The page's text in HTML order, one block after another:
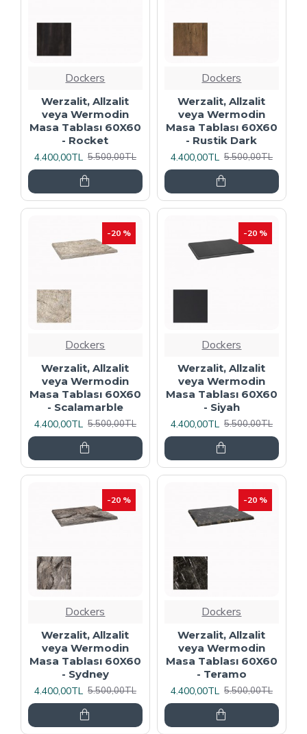
Dockers
Werzalit, Allzalit
veya Wermodin
Masa Tablası 60X60
- Rocket
4.400,00TL 5.500,00TL
Dockers
Werzalit, Allzalit
veya Wermodin
Masa Tablası 60X60
- Rustik Dark
4.400,00TL 5.500,00TL
-20 %
Dockers
Werzalit, Allzalit
veya Wermodin
Masa Tablası 60X60
- Scalamarble
4.400,00TL 5.500,00TL
-20 %
Dockers
Werzalit, Allzalit
veya Wermodin
Masa Tablası 60X60
- Siyah
4.400,00TL 5.500,00TL
-20 %
Dockers
Werzalit, Allzalit
veya Wermodin
Masa Tablası 60X60
- Sydney
4.400,00TL 5.500,00TL
-20 %
Dockers
Werzalit, Allzalit
veya Wermodin
Masa Tablası 60X60
- Teramo
4.400,00TL 5.500,00TL